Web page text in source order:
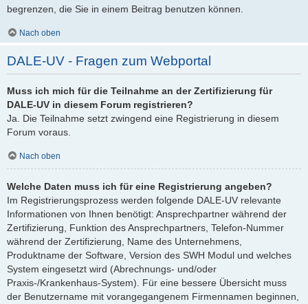
begrenzen, die Sie in einem Beitrag benutzen können.
Nach oben
DALE-UV - Fragen zum Webportal
Muss ich mich für die Teilnahme an der Zertifizierung für
DALE-UV in diesem Forum registrieren?
Ja. Die Teilnahme setzt zwingend eine Registrierung in diesem
Forum voraus.
Nach oben
Welche Daten muss ich für eine Registrierung angeben?
Im Registrierungsprozess werden folgende DALE-UV relevante
Informationen von Ihnen benötigt: Ansprechpartner während der
Zertifizierung, Funktion des Ansprechpartners, Telefon-Nummer
während der Zertifizierung, Name des Unternehmens,
Produktname der Software, Version des SWH Modul und welches
System eingesetzt wird (Abrechnungs- und/oder
Praxis-/Krankenhaus-System). Für eine bessere Übersicht muss
der Benutzername mit vorangegangenem Firmennamen beginnen,